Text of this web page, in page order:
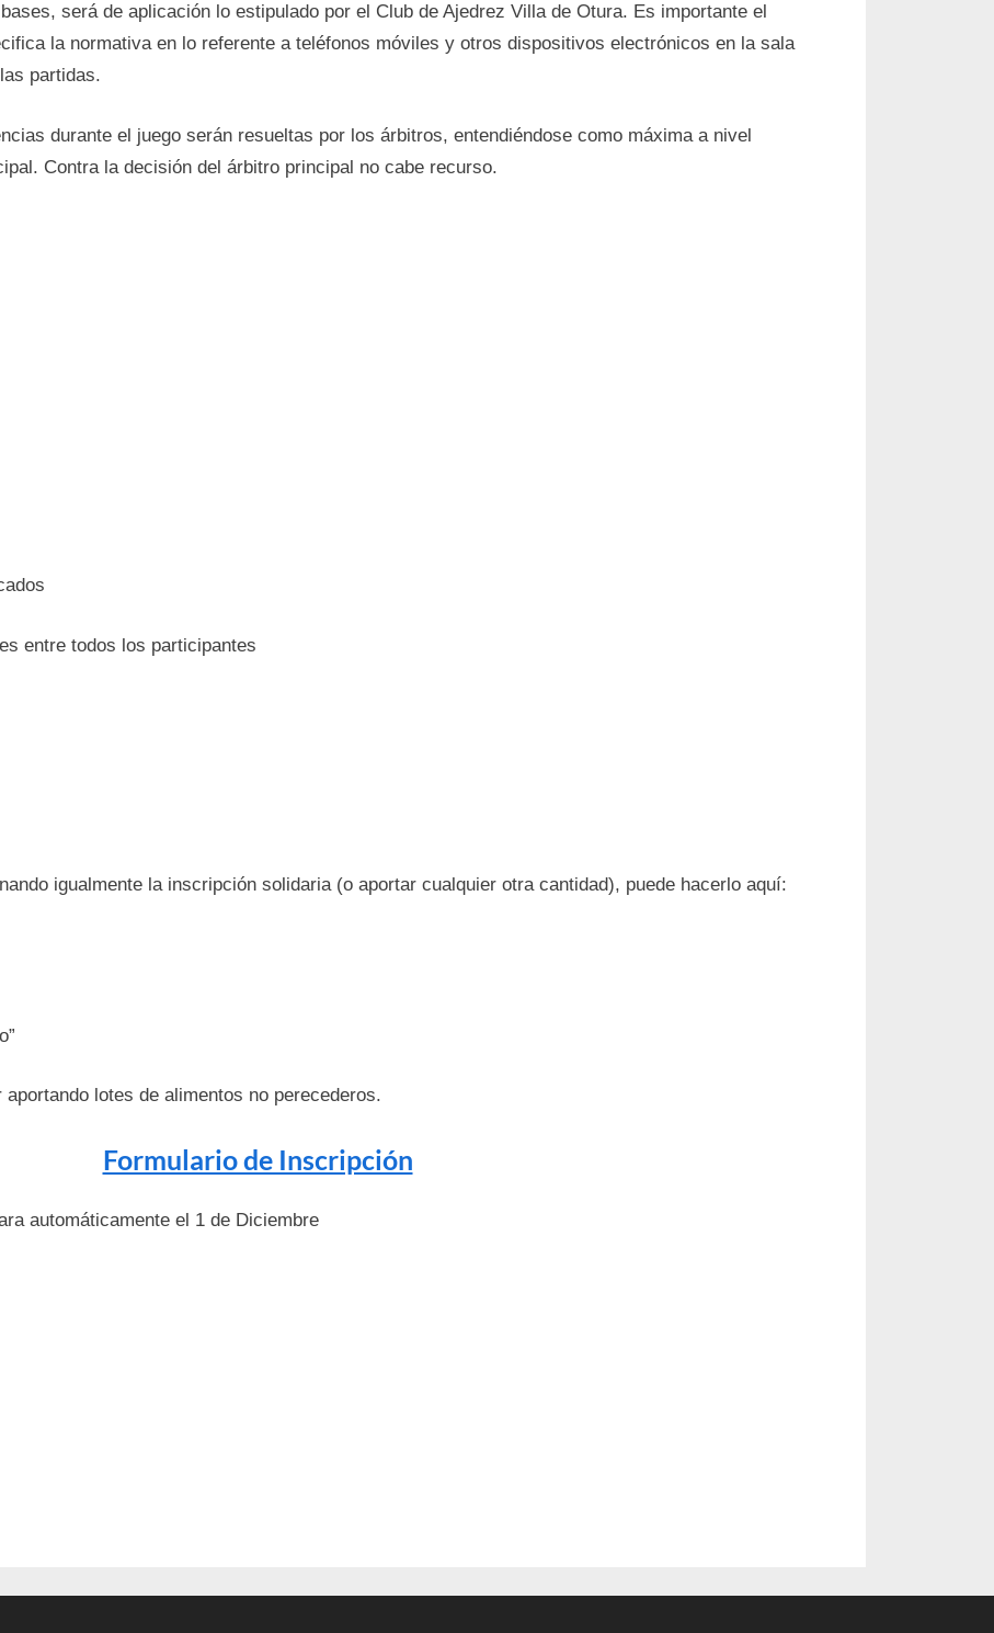
será de aplicación lo estipulado por el Club de Ajedrez Villa de Otura. Es importante el
la normativa en lo referente a teléfonos móviles y otros dispositivos electrónicos en la sala
partidas.
durante el juego serán resueltas por los árbitros, entendiéndose como máxima a nivel
Contra la decisión del árbitro principal no cabe recurso.
entre todos los participantes
igualmente la inscripción solidaria (o aportar cualquier otra cantidad), puede hacerlo aquí:
lotes de alimentos no perecederos.
Formulario de Inscripción
automáticamente el 1 de Diciembre